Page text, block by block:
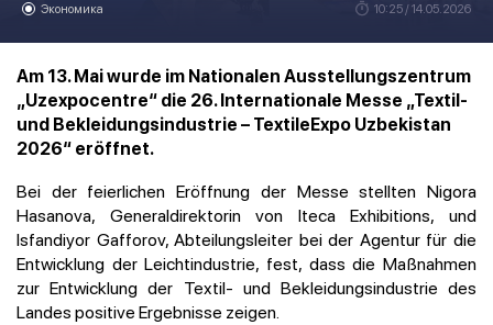
Экономика 10:25 / 14.05.2026
Am 13. Mai wurde im Nationalen Ausstellungszentrum
„Uzexpocentre“ die 26. Internationale Messe „Textil-
und Bekleidungsindustrie – TextileExpo Uzbekistan
2026“ eröffnet.
Bei der feierlichen Eröffnung der Messe stellten Nigora
Hasanova, Generaldirektorin von Iteca Exhibitions, und
Isfandiyor Gafforov, Abteilungsleiter bei der Agentur für die
Entwicklung der Leichtindustrie, fest, dass die Maßnahmen
zur Entwicklung der Textil- und Bekleidungsindustrie des
Landes positive Ergebnisse zeigen.